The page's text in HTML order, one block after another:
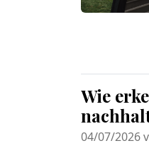
Wie
04/07/2026